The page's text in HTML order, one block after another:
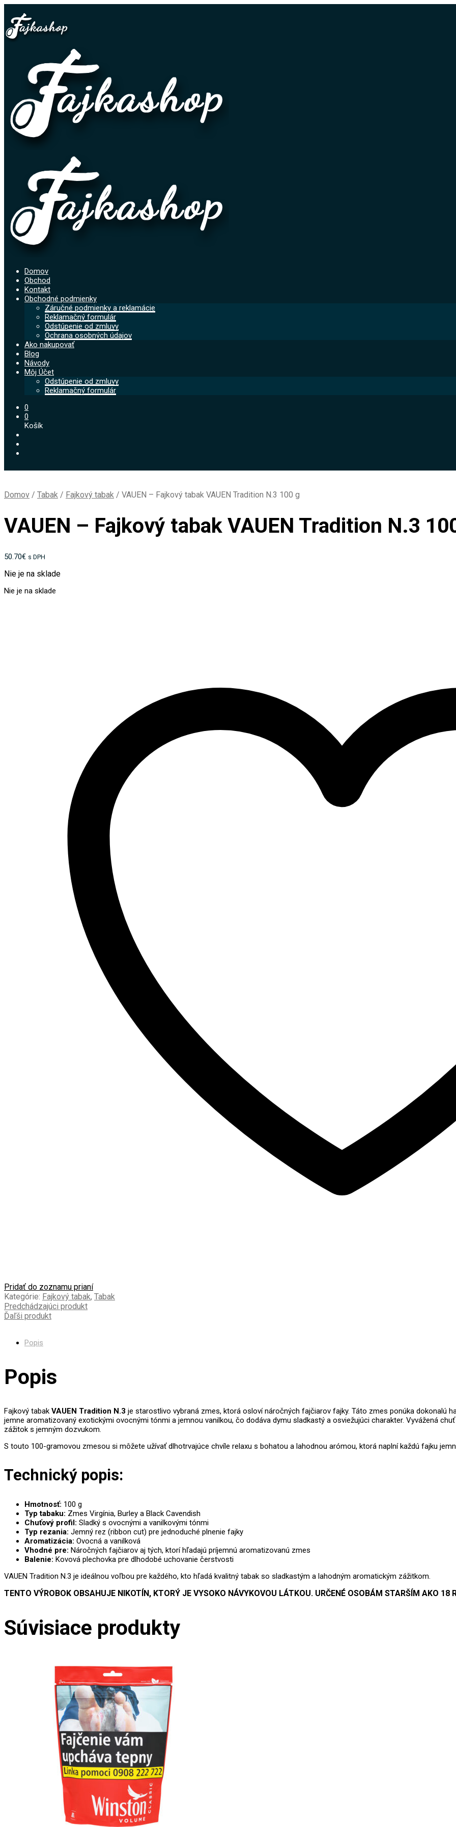
Domov
Obchod
Kontakt
Obchodné podmienky
Záručné podmienky a reklamácie
Reklamačný formulár
Odstúpenie od zmluvy
Ochrana osobných údajov
Ako nakupovať
Blog
Návody
Môj Účet
Odstúpenie od zmluvy
Reklamačný formulár
0
0
Košík
Domov / Tabak / Fajkový tabak / VAUEN – Fajkový tabak VAUEN Tradition N.3 100 g
VAUEN – Fajkový tabak VAUEN Tradition N.3
50.70€ s DPH
Nie je na sklade
Nie je na sklade
Pridať do zoznamu prianí
Kategórie: Fajkový tabak, Tabak
Predchádzajúci produkt
Ďaľši produkt
Popis
Popis
Fajkový tabak VAUEN Tradition N.3 je starostlivo vybraná zmes, ktorá osloví náročných fajčiarov fajky. Táto zmes ponúka dokonalú
jemne aromatizovaný exotickými ovocnými tónmi a jemnou vanilkou, čo dodáva dymu sladkastý a osviežujúci charakter. Vyvážená
zážitok s jemným dozvukom.
S touto 100-gramovou zmesou si môžete užívať dlhotrvajúce chvíle relaxu s bohatou a lahodnou arómou, ktorá naplní každú fajku
Technický popis:
Hmotnosť: 100 g
Typ tabaku: Zmes Virgínia, Burley a Black Cavendish
Chuťový profil: Sladký s ovocnými a vanilkovými tónmi
Typ rezania: Jemný rez (ribbon cut) pre jednoduché plnenie fajky
Aromatizácia: Ovocná a vanilková
Vhodné pre: Náročných fajčiarov aj tých, ktorí hľadajú príjemnú aromatizovanú zmes
Balenie: Kovová plechovka pre dlhodobé uchovanie čerstvosti
VAUEN Tradition N.3 je ideálnou voľbou pre každého, kto hľadá kvalitný tabak so sladkastým a lahodným aromatickým zážitkom.
TENTO VÝROBOK OBSAHUJE NIKOTÍN, KTORÝ JE VYSOKO NÁVYKOVOU LÁTKOU. URČENÉ OSOBÁM STARŠÍM AKO 18
Súvisiace produkty